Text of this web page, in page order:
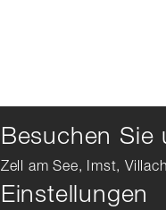
Besuchen Sie
Zell am See, Imst,
Einstellungen